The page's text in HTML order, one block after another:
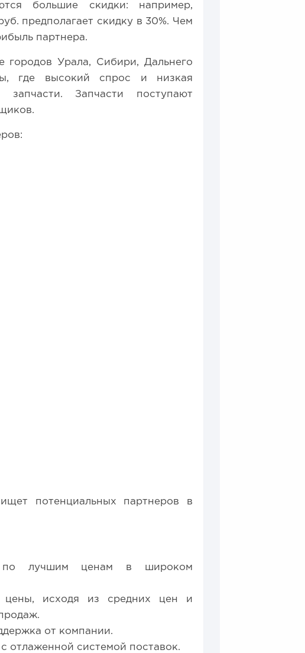
большие скидки: например,
предполагает скидку в 30%. Чем
партнера.
городов Урала, Сибири, Дальнего
где высокий спрос и низкая
Запчасти поступают
потенциальных партнеров в
по лучшим ценам в широком
цены, исходя из средних цен и
от компании.
отлаженной системой поставок.